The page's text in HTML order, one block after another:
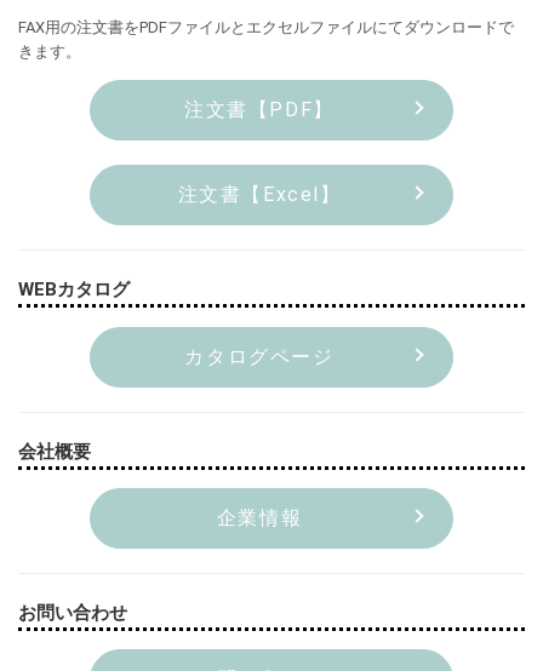
FAX用の注文書をPDFファイルとエクセルファイルにてダウンロードで
きます。
注文書【PDF】
注文書【Excel】
WEBカタログ
カタログページ
会社概要
企業情報
お問い合わせ